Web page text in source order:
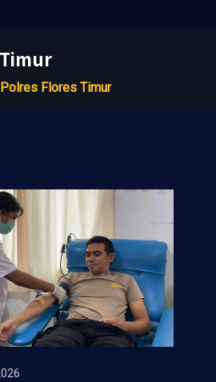
Polres Flores Timur